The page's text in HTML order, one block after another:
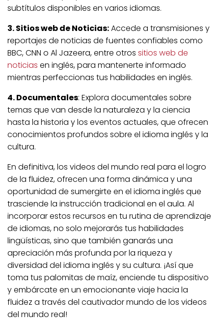
subtítulos disponibles en varios idiomas.
3. Sitios web de Noticias:Accede a transmisiones y
reportajes de noticias de fuentes confiables como
BBC, CNN o Al Jazeera, entre otros sitios web de
noticias en inglés, para mantenerte informado
mientras perfeccionas tus habilidades en inglés.
4. Documentales: Explora documentales sobre
temas que van desde la naturaleza y la ciencia
hasta la historia y los eventos actuales, que ofrecen
conocimientos profundos sobre el idioma inglés y la
cultura.
En definitiva, los videos del mundo real para el logro
de la fluidez, ofrecen una forma dinámica y una
oportunidad de sumergirte en el idioma inglés que
trasciende la instrucción tradicional en el aula. Al
incorporar estos recursos en tu rutina de aprendizaje
de idiomas, no solo mejorarás tus habilidades
lingüísticas, sino que también ganarás una
apreciación más profunda por la riqueza y
diversidad del idioma inglés y su cultura. ¡Así que
toma tus palomitas de maíz, enciende tu dispositivo
y embárcate en un emocionante viaje hacia la
fluidez a través del cautivador mundo de los videos
del mundo real!